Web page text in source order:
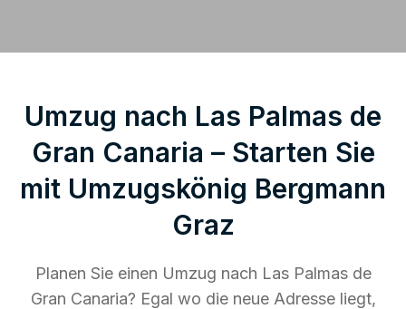
Umzug nach Las Palmas de
Gran Canaria – Starten Sie
mit Umzugskönig Bergmann
Graz
Planen Sie einen Umzug nach Las Palmas de
Gran Canaria? Egal wo die neue Adresse liegt,